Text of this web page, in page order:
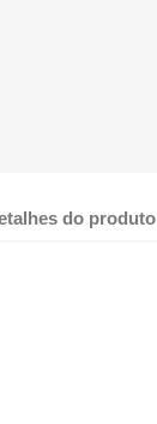
do produto